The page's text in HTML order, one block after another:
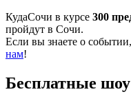
КудаСочи в курсе 300
пройдут в Сочи.
Если вы знаете о
нам!
Бесплатные